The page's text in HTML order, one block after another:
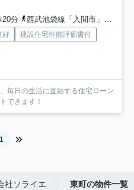
20分
西武池袋線「入間市」駅 徒歩32分
好
建設住宅性能評価書付
毎日の生活に直結する住宅ローン
できます！
1
社ソライエ 東町の物件一覧